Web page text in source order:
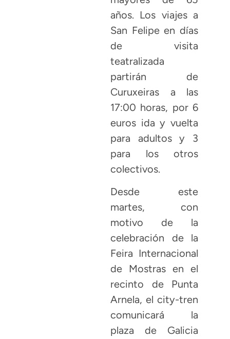
años. Los viajes a
San Felipe en días
de visita
teatralizada
partirán de
Curuxeiras a las
17:00 horas, por 6
euros ida y vuelta
para adultos y 3
para los otros
colectivos.
Desde este
martes, con
motivo de la
celebración de la
Feira Internacional
de Mostras en el
recinto de Punta
Arnela, el city-tren
comunicará la
plaza de Galicia